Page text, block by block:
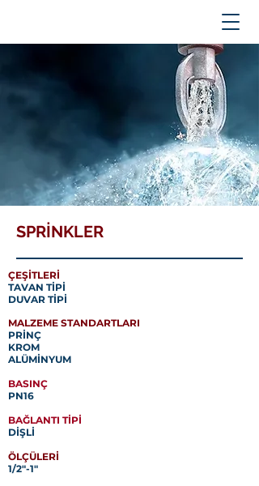
SPRİNKLER
ÇEŞİTLERİ
TAVAN TİPİ
DUVAR TİPİ
MALZEME STANDARTLARI
PRİNÇ
KROM
ALÜMİNYUM
BASINÇ
PN16
BAĞLANTI TİPİ
DİŞLİ
ÖLÇÜLERİ
1/2"-1"